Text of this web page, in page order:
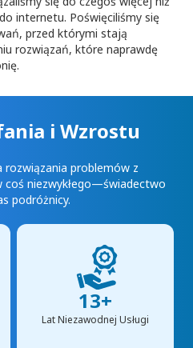
internetu. Poświęciliśmy się
przed którymi stają
rozwiązań, które naprawdę
i Wzrostu
rozwiązania problemów z
coś niezwykłego—świadectwo
podróżnicy.
13+
Lat Niezawodnej Usługi